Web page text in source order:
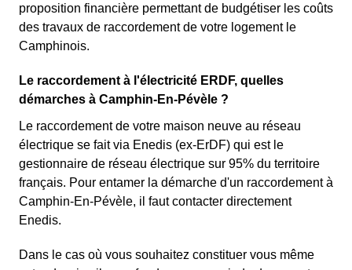
proposition financière permettant de budgétiser les coûts
des travaux de raccordement de votre logement le
Camphinois.
Le raccordement à l'électricité ERDF, quelles
démarches à Camphin-En-Pévèle ?
Le raccordement de votre maison neuve au réseau
électrique se fait via Enedis (ex-ErDF) qui est le
gestionnaire de réseau électrique sur 95% du territoire
français. Pour entamer la démarche d'un raccordement à
Camphin-En-Pévèle, il faut contacter directement
Enedis.
Dans le cas où vous souhaitez constituer vous même